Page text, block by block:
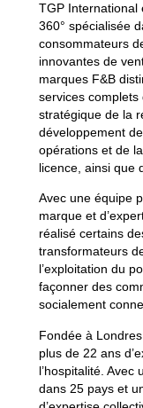
TGP International
360° spécialisée
consommateurs
innovantes de
marques F&B
services complets
stratégique de la
développement
opérations et de
licence, ainsi que
Avec une équipe
marque et
réalisé certains
transformateurs
l’exploitation du
façonner des
socialement
Fondée à
plus de 22 ans
l’hospitalité.
dans 25 pays et